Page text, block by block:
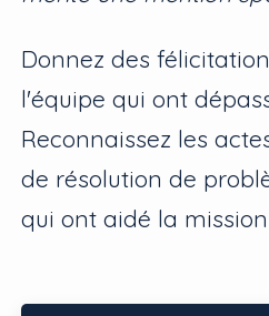
Donnez des
l'équipe qui ont
Reconnaissez les
de résolution de
qui ont aidé la